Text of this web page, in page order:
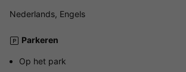
Nederlands, Engels
Parkeren
Op het park